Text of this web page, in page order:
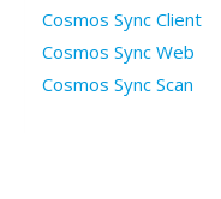
Connexion
Cosmos Sync Client
Cosmos Sync Web
Cosmos Sync Scan